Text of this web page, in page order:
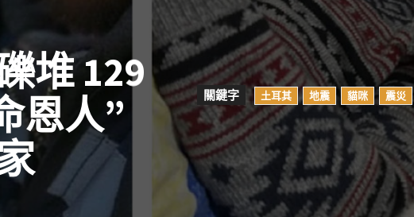
堆 129
恩人”
關鍵字 土耳其 地震 貓咪 震災